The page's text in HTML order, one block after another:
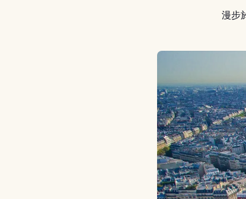
漫步